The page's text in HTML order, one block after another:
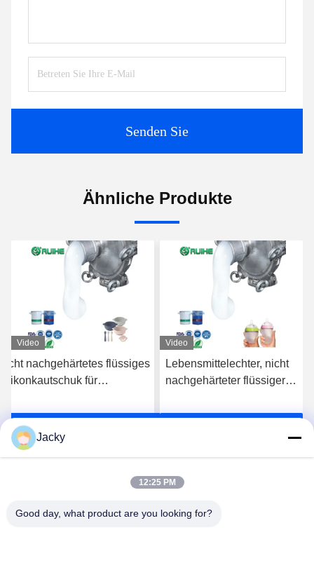
Senden Sie
Ähnliche Produkte
Video
nachgehärtetes flüssiges
für
Erhalten Sie besten Preis
Video
Lebensmittelechter, nicht
nachgehärteter flüssiger
Babyprodukte und
Jacky
12:25 PM
Good day, what product are you looking for?